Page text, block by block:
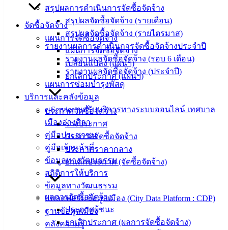
สรุปผลการดำเนินการจัดซื้อจัดจ้าง
สรุปผลจัดซื้อจัดจ้าง (รายเดือน)
สรุปผลจัดซื้อจัดจ้าง (รายไตรมาส)
รายงานผลการดำเนินการจัดซื้อจัดจ้างประจำปี
รายงานผลจัดซื้อจัดจ้าง (รอบ 6 เดือน)
รายงานผลจัดซื้อจัดจ้าง (ประจำปี)
แผนการซ่อมบำรุงพัสดุ
บริการและคลังข้อมูล
e-Service ขอรับบริการทางระบบออนไลน์ เทศบาล
เมืองอ่างศิลา
คู่มือประชาชน
คู่มือเจ้าหน้าที่
ข้อมูลทางวัฒนธรรม
สถิติการให้บริการ
ข้อมูลทางวัฒนธรรม
แพลตฟอร์มข้อมูลเมือง (City Data Platform : CDP)
ฐานข้อมูลเมือง
คลังความรู้
จัดซื้อจัดจ้าง
แผนการจัดซื้อจัดจ้าง
แผนการจัดซื้อจัดจ้าง
เปลี่ยนแปลง (แผนฯ)
ยกเลิกประกาศ (แผนฯ)
ประกาศจัดซื้อจัดจ้าง
ร่างประกาศ
ประกาศจัดซื้อจัดจ้าง
ประกาศราคากลาง
ยกเลิกประกาศ (จัดซื้อจัดจ้าง)
ผลการจัดซื้อจัดจ้าง
ประกาศผู้ชนะ
ยกเลิกประกาศ (ผลการจัดซื้อจัดจ้าง)
บริการ
ประชาชน
ดาวน์โหลด
แบบ
ฟอร์ม,
เอกสาร
สำหรับ
ประชาชน/
คู่มือการ
ปฏิบัติ
งาน
ข่าวสาร
น่ารู้
ศุนย์